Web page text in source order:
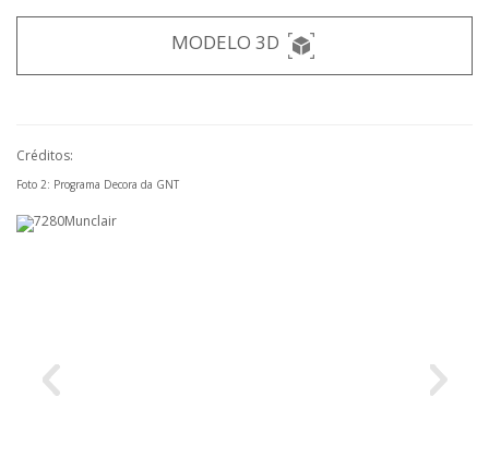
MODELO 3D
Créditos:
Foto 2: Programa Decora da GNT